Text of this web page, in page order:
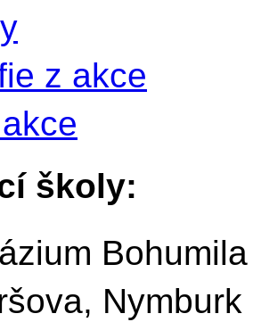
z akce
školy:
Nymburk